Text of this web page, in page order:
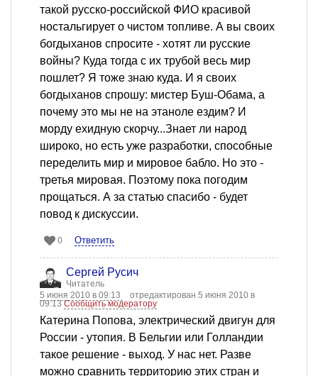
такой русско-российской ФИО красивой
ностальгирует о чистом топливе. А вы своих
богдыханов спросите - хотят ли русские
войны? Куда тогда с их трубой весь мир
пошлет? Я тоже знаю куда. И я своих
богдыханов спрошу: мистер Буш-Обама, а
почему это мы не на этаноле ездим? И
морду ехидную скорчу...Знает ли народ
широко, но есть уже разработки, способные
переделить мир и мировое бабло. Но это -
третья мировая. Поэтому пока погодим
прощаться. А за статью спасибо - будет
повод к дискуссии.
0 Ответить
Сергей Русич
Читатель
5 июня 2010 в 09:13
отредактирован 5 июня 2010 в
09:13Сообщить модератору
Катерина Попова, электрический двигун для
России - утопия. В Бельгии или Голландии
такое решение - выход. У нас нет. Разве
можно сравнить территорию этих стран и